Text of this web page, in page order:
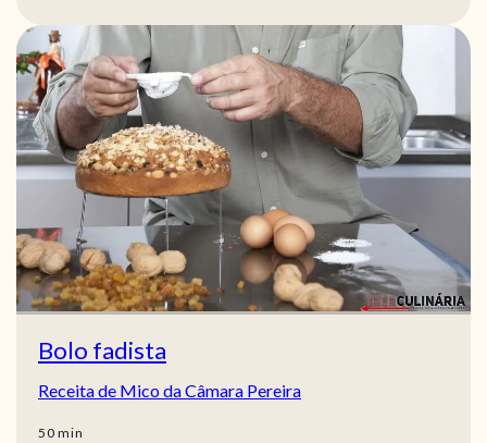
Bolo fadista
Receita de Mico da Câmara Pereira
50min
min